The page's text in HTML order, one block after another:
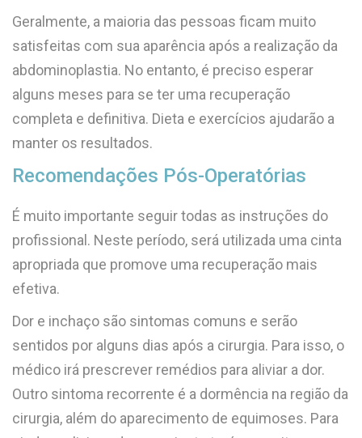
Geralmente, a maioria das pessoas ficam muito
satisfeitas com sua aparência após a realização da
abdominoplastia. No entanto, é preciso esperar
alguns meses para se ter uma recuperação
completa e definitiva. Dieta e exercícios ajudarão a
manter os resultados.
Recomendações Pós-Operatórias
É muito importante seguir todas as instruções do
profissional. Neste período, será utilizada uma cinta
apropriada que promove uma recuperação mais
efetiva.
Dor e inchaço são sintomas comuns e serão
sentidos por alguns dias após a cirurgia. Para isso, o
médico irá prescrever remédios para aliviar a dor.
Outro sintoma recorrente é a dormência na região da
cirurgia, além do aparecimento de equimoses. Para